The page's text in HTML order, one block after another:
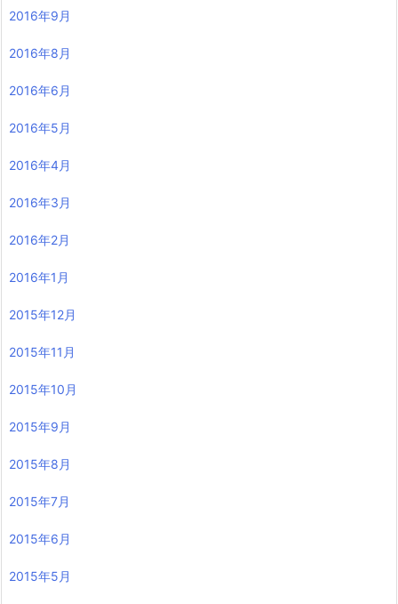
2016年9月
2016年8月
2016年6月
2016年5月
2016年4月
2016年3月
2016年2月
2016年1月
2015年12月
2015年11月
2015年10月
2015年9月
2015年8月
2015年7月
2015年6月
2015年5月